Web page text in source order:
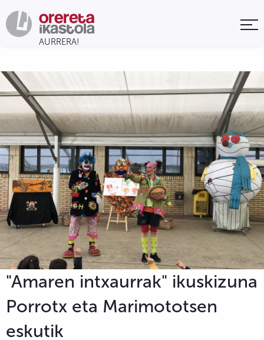
"Amaren intxaurrak" ikuskizuna
Porrotx eta Marimototsen
eskutik